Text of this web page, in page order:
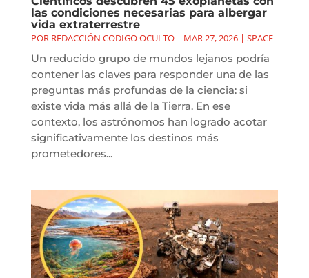
las condiciones necesarias para albergar
vida extraterrestre
POR REDACCIÓN CODIGO OCULTO| MAR 27, 2026| SPACE
Un reducido grupo de mundos lejanos podría
contener las claves para responder una de las
preguntas más profundas de la ciencia: si
existe vida más allá de la Tierra. En ese
contexto, los astrónomos han logrado acotar
significativamente los destinos más
prometedores...